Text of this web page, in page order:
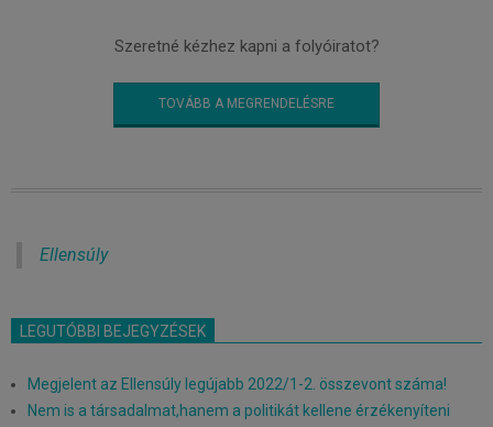
Szeretné kézhez kapni a folyóiratot?
TOVÁBB A MEGRENDELÉSRE
Ellensúly
LEGUTÓBBI BEJEGYZÉSEK
Megjelent az Ellensúly legújabb 2022/1-2. összevont száma!
Nem is a társadalmat,hanem a politikát kellene érzékenyíteni